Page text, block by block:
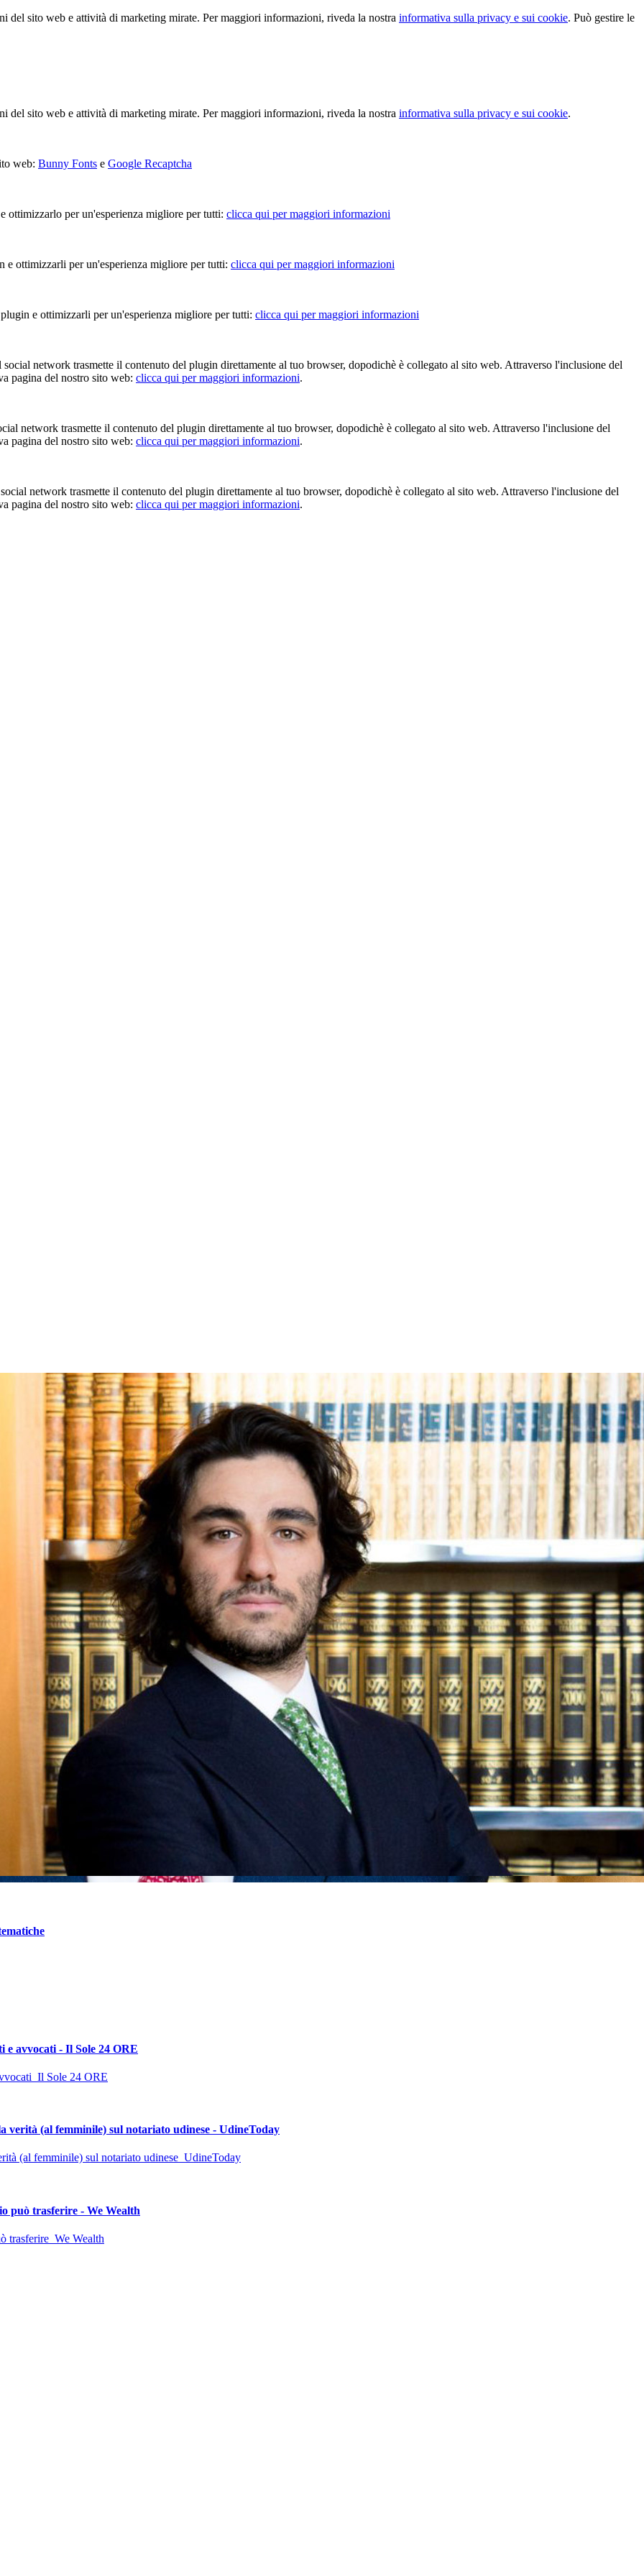
sito web e attività di marketing mirate. Per maggiori informazioni, riveda la nostra informativa sulla privacy e sui cookie. Può gestire le
sito web e attività di marketing mirate. Per maggiori informazioni, riveda la nostra informativa sulla privacy e sui cookie.
web: Bunny Fonts e Google Recaptcha
per un'esperienza migliore per tutti: clicca qui per maggiori informazioni
ottimizzarli per un'esperienza migliore per tutti: clicca qui per maggiori informazioni
e ottimizzarli per un'esperienza migliore per tutti: clicca qui per maggiori informazioni
network trasmette il contenuto del plugin direttamente al tuo browser, dopodichè è collegato al sito web. Attraverso l'inclusione del
pagina del nostro sito web: clicca qui per maggiori informazioni.
network trasmette il contenuto del plugin direttamente al tuo browser, dopodichè è collegato al sito web. Attraverso l'inclusione del
pagina del nostro sito web: clicca qui per maggiori informazioni.
network trasmette il contenuto del plugin direttamente al tuo browser, dopodichè è collegato al sito web. Attraverso l'inclusione del
pagina del nostro sito web: clicca qui per maggiori informazioni.
Il nostro manifesto è condivisione.
di notai (già, peraltro, tutti e tre Avvocati) tra loro indipendenti, accomunati da una precisa impronta valoriale.
arte notarile con gliinteressi dei singoli cittadini, facendo propri i timori, le preoccupazioni, le problematiche che involgono la pratica di vita
negativa, e condividendo con lo stesso la gioia per il risultato raggiunto, il cui percorso spesso è sempre più lastricato di pericoli talvolta
giuridiche sartoriali e personali che, come tali, rifuggono dalla standardizzazione; il NOTAIO non può, del resto, essere un elemento
nostri CLIENTI ci scelgano nella
consapevolezzadell’importanza di ciò che accade innanzi al loro professionista di fiducia, che da quel
nascita sino alla regolamentazione degli stessi dopo una vita più o meno complicata.
notaio, tanto meno giudice” pronunciato da uno dei più grandi giuristi italiani, il Professore, nonché avvocato, Francesco Carnelutti; ma la
questa splendida professione.
funzione sociale
svolta dal pubblico ufficiale; siamo soliti palesare come il notaio sia protagonista di almeno tre eccezionali momenti
propria impresae ladisposizione delle ultime volontà, tali da rendere – quest’ultime – il notaio l’unico depositario di pensieri non più
Nicolò
Fabrizio
Valerio
a distanza?
non punibile ex art. 131-bis c.p.
e avvocati - Il Sole 24 ORE
Il Sole 24 ORE
verità (al femminile) sul notariato udinese - UdineToday
(al femminile) sul notariato udinese UdineToday
può trasferire - We Wealth
trasferire We Wealth